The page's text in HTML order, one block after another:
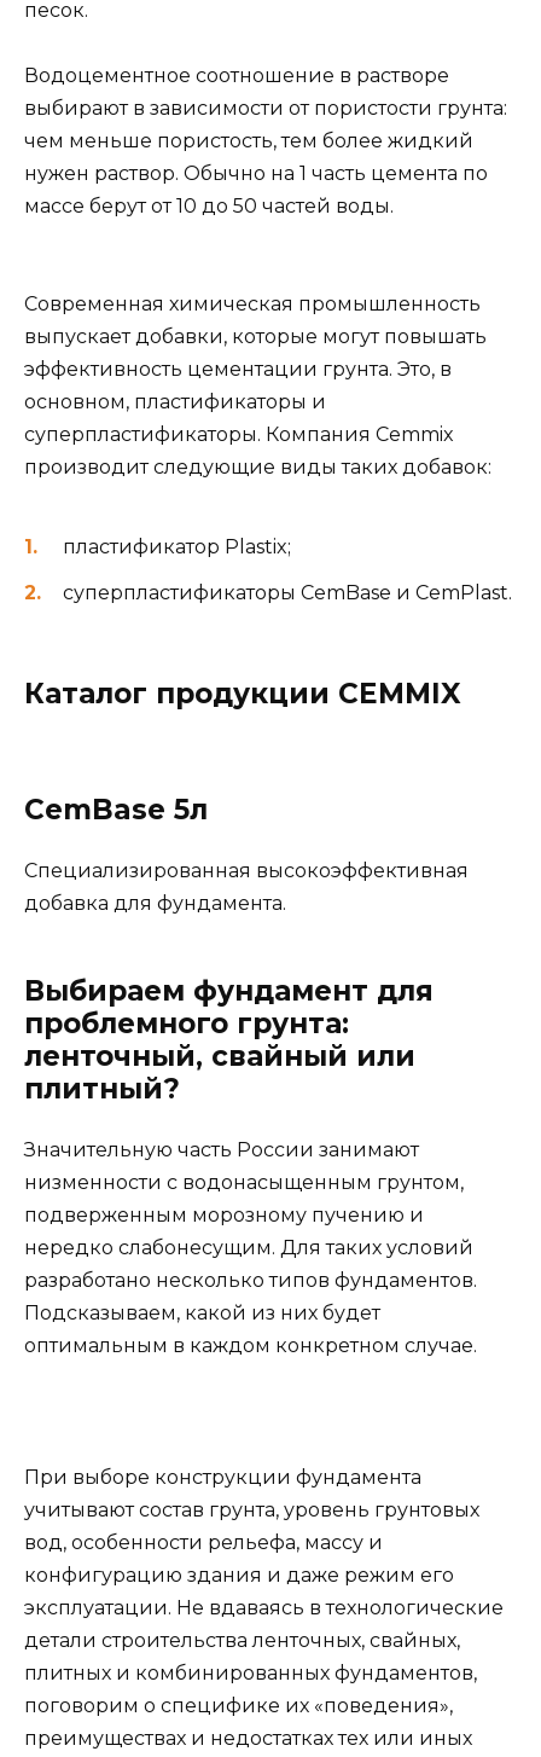
песок.
Водоцементное соотношение в растворе
выбирают в зависимости от пористости грунта:
чем меньше пористость, тем более жидкий
нужен раствор. Обычно на 1 часть цемента по
массе берут от 10 до 50 частей воды.
Современная химическая промышленность
выпускает добавки, которые могут повышать
эффективность цементации грунта. Это, в
основном, пластификаторы и
суперпластификаторы. Компания Cemmix
производит следующие виды таких добавок:
пластификатор Plastix;
суперпластификаторы CemBase и CemPlast.
Каталог продукции CEMMIX
CemBase 5л
Cпециализированная высокоэффективная
добавка для фундамента.
Выбираем фундамент для
проблемного грунта:
ленточный, свайный или
плитный?
Значительную часть России занимают
низменности с водонасыщенным грунтом,
подверженным морозному пучению и
нередко слабонесущим. Для таких условий
разработано несколько типов фундаментов.
Подсказываем, какой из них будет
оптимальным в каждом конкретном случае.
При выборе конструкции фундамента
учитывают состав грунта, уровень грунтовых
вод, особенности рельефа, массу и
конфигурацию здания и даже режим его
эксплуатации. Не вдаваясь в технологические
детали строительства ленточных, свайных,
плитных и комбинированных фундаментов,
поговорим о специфике их «поведения»,
преимуществах и недостатках тех или иных